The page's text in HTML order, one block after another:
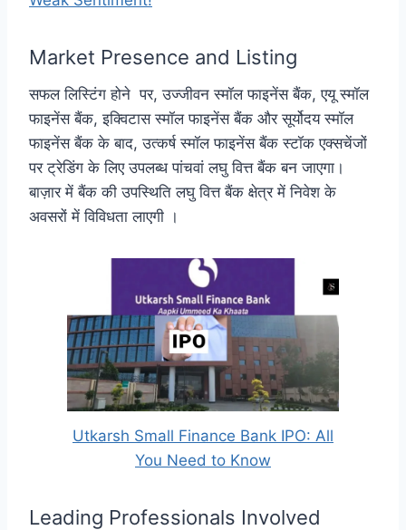
Market Presence and Listing
सफल लिस्टिंग होने पर, उज्जीवन स्मॉल फाइनेंस बैंक, एयू स्मॉल
फाइनेंस बैंक, इक्विटास स्मॉल फाइनेंस बैंक और सूर्योदय स्मॉल
फाइनेंस बैंक के बाद, उत्कर्ष स्मॉल फाइनेंस बैंक स्टॉक एक्सचेंजों
पर ट्रेडिंग के लिए उपलब्ध पांचवां लघु वित्त बैंक बन जाएगा।
बाज़ार में बैंक की उपस्थिति लघु वित्त बैंक क्षेत्र में निवेश के
अवसरों में विविधता लाएगी ।
Utkarsh Small Finance Bank IPO: All
You Need to Know
Leading Professionals Involved